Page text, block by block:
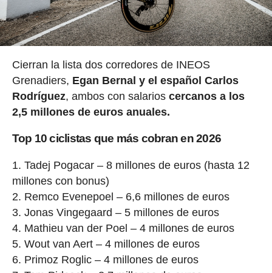
Cierran la lista dos corredores de INEOS
Grenadiers, Egan Bernal y el español Carlos
Rodríguez, ambos con salarios cercanos a los
2,5 millones de euros anuales.
Top 10 ciclistas que más cobran en 2026
Tadej Pogacar – 8 millones de euros (hasta 12
millones con bonus)
Remco Evenepoel – 6,6 millones de euros
Jonas Vingegaard – 5 millones de euros
Mathieu van der Poel – 4 millones de euros
Wout van Aert – 4 millones de euros
Primoz Roglic – 4 millones de euros